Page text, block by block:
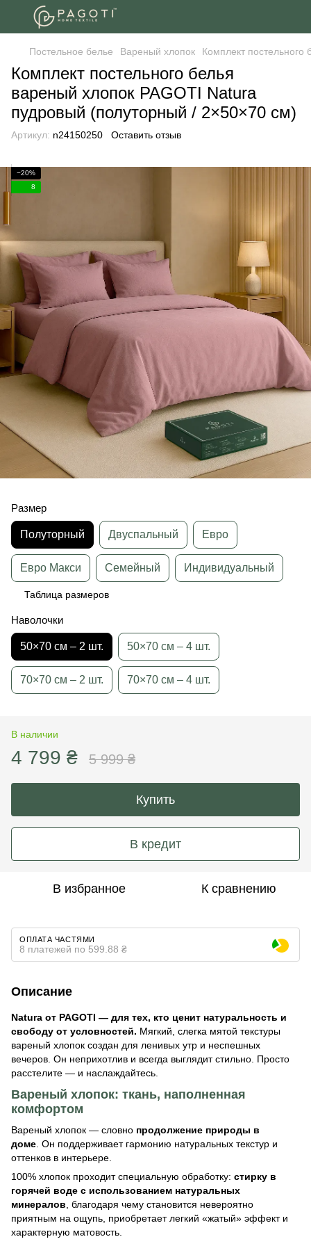
Постельное белье Вареный хлопок Комплект
Комплект постельного белья
вареный хлопок PAGOTI Natura
пудровый (полуторный / 2×50×70 см)
Артикул: n24150250 Оставить отзыв
−20%
8
Размер
Полуторный Двуспальный Евро
Евро Макси Семейный Индивидуальный
Таблица размеров
Наволочки
50×70 см – 2 шт. 50×70 см – 4 шт.
70×70 см – 2 шт. 70×70 см – 4 шт.
В наличии
4 799 ₴ 5 999 ₴
Купить
В кредит
В избранное К сравнению
ОПЛАТА ЧАСТЯМИ
8 платежей по 599.88 ₴
Описание
Natura от PAGOTI — для тех, кто ценит натуральность и
свободу от условностей. Мягкий, слегка мятой текстуры
вареный хлопок создан для ленивых утр и неспешных
вечеров. Он неприхотлив и всегда выглядит стильно. Просто
расстелите — и наслаждайтесь.
Вареный хлопок: ткань, наполненная
комфортом
Вареный хлопок — словно продолжение природы в
доме Он поддерживает гармонию натуральных текстур и
оттенков в интерьере.
100% хлопок проходит специальную обработку: стирку в
горячей воде с использованием натуральных
минералов благодаря чему становится невероятно
приятным на ощупь, приобретает легкий «жатый» эффект и
характерную матовость.